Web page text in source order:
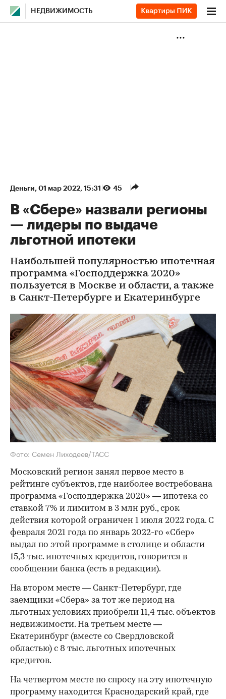
НЕДВИЖИМОСТЬ
Деньги⁠, 01 мар 2022, 15:31 45
В «Сбере» назвали регионы
— лидеры по выдаче
льготной ипотеки
Наибольшей популярностью ипотечная
программа «Господдержка 2020»
пользуется в Москве и области, а также
в Санкт-Петербурге и Екатеринбурге
Фото: Семен Лиходеев/ТАСС
Московский регион занял первое место в
рейтинге субъектов, где наиболее востребована
программа «Господдержка 2020» — ипотека со
ставкой 7% и лимитом в 3 млн руб., срок
действия которой ограничен 1 июля 2022 года. С
февраля 2021 года по январь 2022-го «Сбер»
выдал по этой программе в столице и области
15,3 тыс. ипотечных кредитов, говорится в
сообщении банка (есть в редакции).
На втором месте — Санкт-Петербург, где
заемщики «Сбера» за тот же период на
льготных условиях приобрели 11,4 тыс. объектов
недвижимости. На третьем месте —
Екатеринбург (вместе со Свердловской
областью) с 8 тыс. льготных ипотечных
кредитов.
На четвертом месте по спросу на эту ипотечную
программу находится Краснодарский край, где